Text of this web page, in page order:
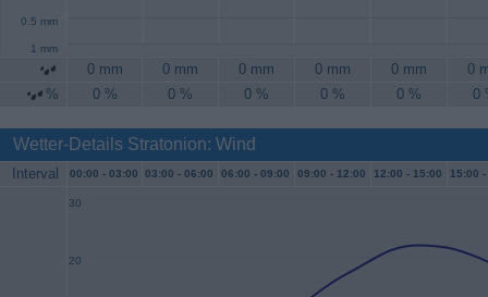
0.5 mm
1 mm
0 mm 0 mm 0 mm 0 mm 0 mm
0
%
0 % 0 % 0 % 0 % 0 % 0
Wetter-Details Stratonion: Wind
Interval 00:00 - 03:00 03:00 - 06:00 06:00 - 09:00 09:00 - 12:00 12:00 - 15:00 15:00 -
20
30